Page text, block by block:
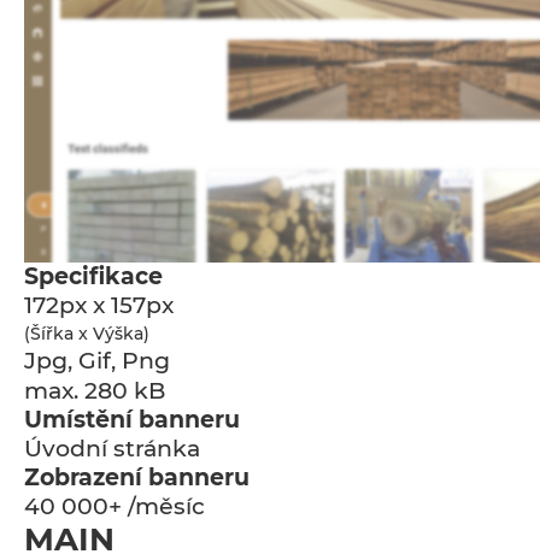
Specifikace
172px x 157px
(Šířka x Výška)
Jpg, Gif, Png
max. 280 kB
Umístění banneru
Úvodní stránka
Zobrazení banneru
40 000+ /měsíc
MAIN